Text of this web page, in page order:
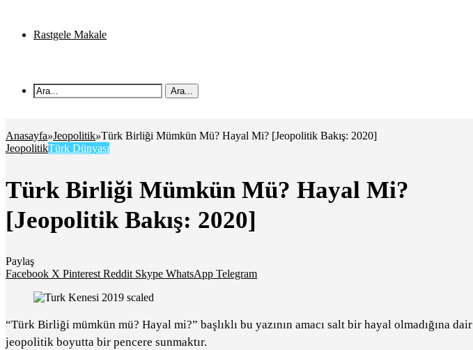
Rastgele Makale
Ara...
Anasayfa»Jeopolitik»Türk Birliği Mümkün Mü? Hayal Mi? [Jeopolitik Bakış: 2020]
JeopolitikTürk Dünyası
Türk Birliği Mümkün Mü? Hayal Mi?
[Jeopolitik Bakış: 2020]
Paylaş
Facebook X Pinterest Reddit Skype WhatsApp Telegram
“Türk Birliği mümkün mü? Hayal mi?” başlıklı bu yazının amacı salt bir hayal olmadığına dair
jeopolitik boyutta bir pencere sunmaktır.